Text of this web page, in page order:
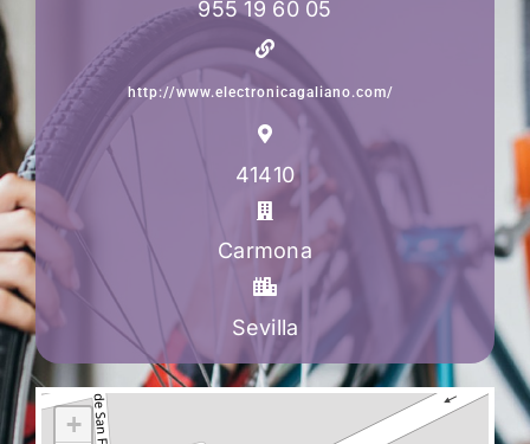
955 19 60 05
http://www.electronicagaliano.com/
41410
Carmona
Sevilla
+